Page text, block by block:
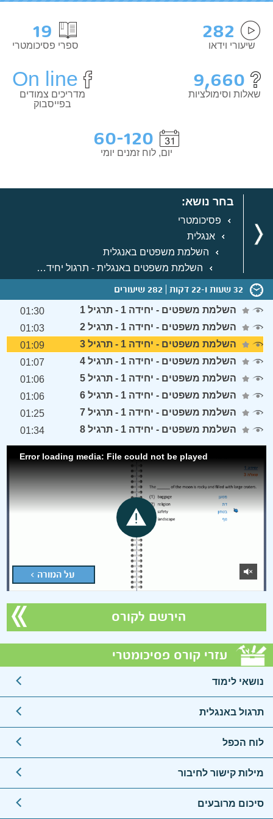
282
שיעורי וידאו
19
ספרי פסיכומטרי
9,660
שאלות וסימולציות
On line
מדריכים צמודים
בפייסבוק
60-120
יום, לוח זמנים יומי
בחר נושא:
פסיכומטרי
אנגלית
השלמת משפטים באנגלית
השלמת משפטים באנגלית - תרגול יחידה 1
32 שעות ו-22 דקות 282 שיעורים
השלמת משפטים - יחידה 1 - תרגיל 1
01:30
השלמת משפטים - יחידה 1 - תרגיל 2
01:03
השלמת משפטים - יחידה 1 - תרגיל 3
01:09
השלמת משפטים - יחידה 1 - תרגיל 4
01:07
השלמת משפטים - יחידה 1 - תרגיל 5
01:06
השלמת משפטים - יחידה 1 - תרגיל 6
01:06
השלמת משפטים - יחידה 1 - תרגיל 7
01:25
השלמת משפטים - יחידה 1 - תרגיל 8
01:34
על המורה >
Error loading media: File could not be played
הירשם לקורס
עזרי קורס פסיכומטרי
נושאי לימוד
תרגול באנגלית
לוח הכפל
מילות קישור לחיבור
סיכום מרובעים